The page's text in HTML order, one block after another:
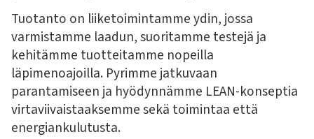
Tuotanto on liiketoimintamme ydin, jossa
varmistamme laadun, suoritamme testejä ja
kehitämme tuotteitamme nopeilla
läpimenoajoilla. Pyrimme jatkuvaan
parantamiseen ja hyödynnämme LEAN-konseptia
virtaviivaistaaksemme sekä toimintaa että
energiankulutusta.